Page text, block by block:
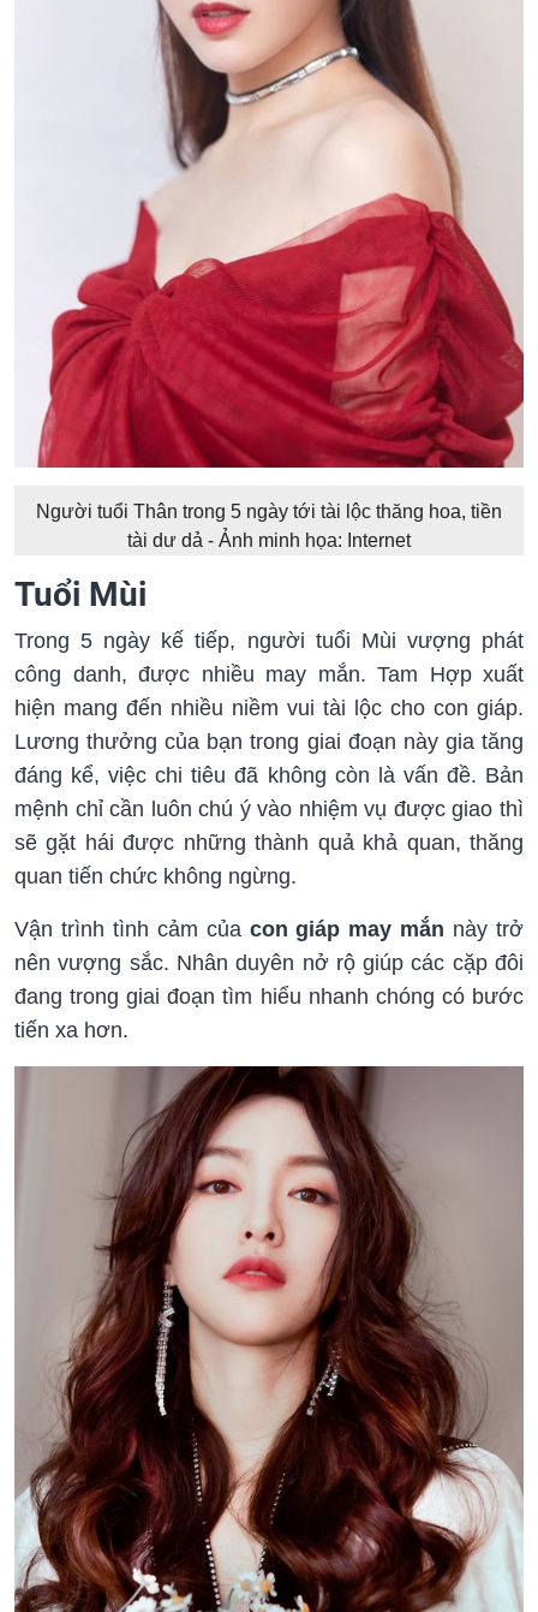
Người tuổi Thân trong 5 ngày tới tài lộc thăng hoa, tiền
tài dư dả - Ảnh minh họa: Internet
Tuổi Mùi
Trong 5 ngày kế tiếp, người tuổi Mùi vượng phát
công danh, được nhiều may mắn. Tam Hợp xuất
hiện mang đến nhiều niềm vui tài lộc cho con giáp.
Lương thưởng của bạn trong giai đoạn này gia tăng
đáng kể, việc chi tiêu đã không còn là vấn đề. Bản
mệnh chỉ cần luôn chú ý vào nhiệm vụ được giao thì
sẽ gặt hái được những thành quả khả quan, thăng
quan tiến chức không ngừng.
Vận trình tình cảm của con giáp may mắn này trở
nên vượng sắc. Nhân duyên nở rộ giúp các cặp đôi
đang trong giai đoạn tìm hiểu nhanh chóng có bước
tiến xa hơn.